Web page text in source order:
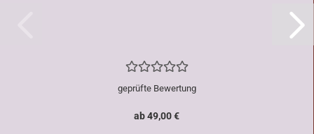
geprüfte Bewertung
ab 49,00 €